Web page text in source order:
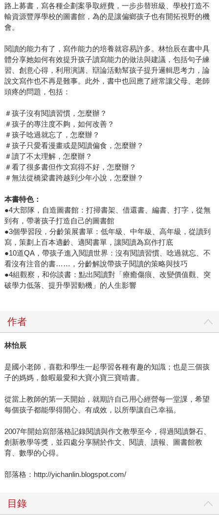
路上募書，寫各種企劃案爭取經費，一步步替班級、學校打造不
輸資源豐厚學校的圖書館，為的是讓偏鄉孩子也有開拓視野的機
會。
閱讀的能力有了，寫作能力的培養就容易許多。林怡辰在書中具
體分享她如何有效提升孩子讀寫能力的做法與建議，包括句子練
習、創意心得，利用演講、辯論活動幫孩子提升邏輯思考力，論
說文寫作也不再是難事。此外，書中也回應了經常讓父母、老師
頭疼的問題，包括：
＃孩子沒有閱讀習慣，怎麼辦？
＃孩子的專注度不夠，如何改善？
＃孩子唸過就忘了，怎麼辦？
＃孩子只愛看漫畫或是閱讀偏食，怎麼辦？
＃讀了不太理解，怎麼辦？
＃看了很多書但作文寫得不好，怎麼辦？
＃無法從橋梁書跨越到少年小說，怎麼辦？
本書特色：
●4大部隊，自造圖書館：打掃書架、借還書、編書、打字，從無
到有，帶著孩子打造自己的圖書館
●3個學習段，分齡策展書單：低年級、中年級、高年級，從讀到
寫，策劃上百本適齡、適閱書單，讓閱讀為寫作打底
●10道QA，帶孩子進入閱讀世界：沒有閱讀習慣、唸過就忘、不
看沒有注音的書……，分齡解說帶孩子閱讀的策略與技巧
●4組觀察，和你談書：點出閱讀對「療癒傷痕、改變價值觀、突
破學力低落、提升學習動機」的人生影響
作者
林怡辰
是國小老師，喜歡和學生一起學習各種有趣的知識；也是三個孩
子的媽媽，餘暇最愛和大寶小寶三寶啃書。
從當上教師的第一天開始，就期許自己用心經營每一堂課，希望
每個孩子都能學得開心、有成效，以所學讓自己幸福。
2007年開始寫部落格記錄閱讀與作文教學至今，得過閱讀磐石、
創新教學等獎，並四處分享關於作文、閱讀、讀報、圖書館教
育、數學的心得。
部落格：http://yichanlin.blogspot.com/
目錄